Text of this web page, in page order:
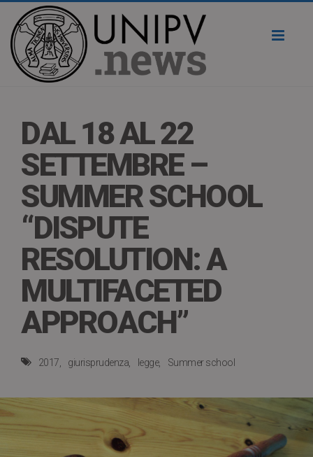
DAL 18 AL 22
SETTEMBRE –
SUMMER SCHOOL
“DISPUTE
RESOLUTION: A
MULTIFACETED
APPROACH”
2017 giurisprudenza legge Summer school